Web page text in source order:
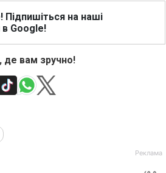
Підпишіться на наші
Google!
де вам зручно!